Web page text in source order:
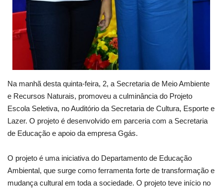
Na manhã desta quinta-feira, 2, a Secretaria de Meio Ambiente
e Recursos Naturais, promoveu a culminância do Projeto
Escola Seletiva, no Auditório da Secretaria de Cultura, Esporte e
Lazer. O projeto é desenvolvido em parceria com a Secretaria
de Educação e apoio da empresa Ggás.
O projeto é uma iniciativa do Departamento de Educação
Ambiental, que surge como ferramenta forte de transformação e
mudança cultural em toda a sociedade. O projeto teve início no